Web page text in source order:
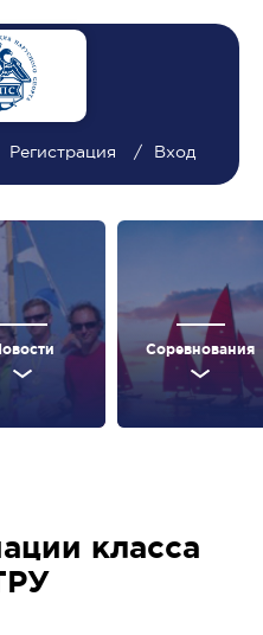
Регистрация Вход
Соревнования
класса